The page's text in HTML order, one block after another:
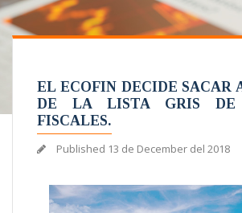
EL ECOFIN DECIDE SACAR
DE LA LISTA GRIS DE
FISCALES.
Published 13 de December del 2018